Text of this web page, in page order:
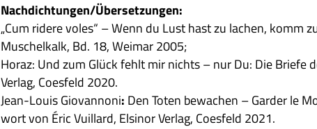
Nachdichtungen/Übersetzungen:
„Cum ridere voles“ – Wenn du Lust hast zu lachen, komm
Muschel­kalk, Bd. 18, Wei­mar 2005;
Horaz: Und zum Glück fehlt mir nichts – nur Du: Die Briefe
Ver­lag, Coes­feld 2020.
Jean-Louis Gio­van­noni: Den Toten bewa­chen – Gar­der le
wort von Éric Vuil­lard, Elsi­nor Ver­lag, Coes­feld 2021.